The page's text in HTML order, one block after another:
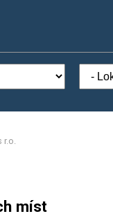
r.o.
míst